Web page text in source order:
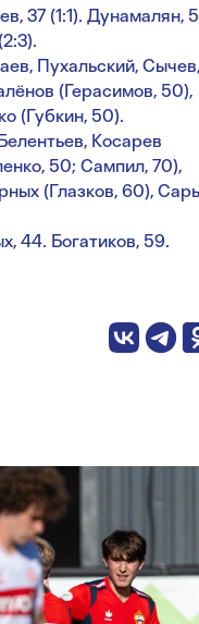
37 (1:1). Дунамалян,
Пухальский, Сычев,
(Герасимов, 50),
(Губкин, 50).
Косарев
50; Сампил, 70),
(Глазков, 60),
44. Богатиков, 59.